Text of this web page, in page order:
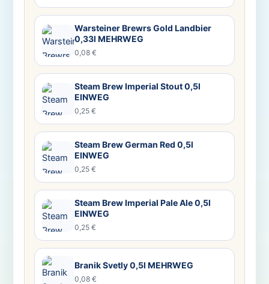
Warsteiner Brewrs Gold Landbier
0,33l MEHRWEG
0,08 €
Steam Brew Imperial Stout 0,5l
EINWEG
0,25 €
Steam Brew German Red 0,5l
EINWEG
0,25 €
Steam Brew Imperial Pale Ale 0,5l
EINWEG
0,25 €
Branik Svetly 0,5l MEHRWEG
0,08 €